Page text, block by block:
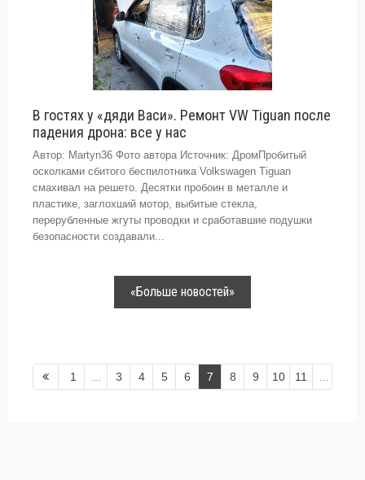
В гостях у «дяди Васи». Ремонт VW Tiguan после
падения дрона: все у нас
Автор: Martyn36 Фото автора Источник: ДромПробитый
осколками сбитого беспилотника Volkswagen Tiguan
смахивал на решето. Десятки пробоин в металле и
пластике, заглохший мотор, выбитые стекла,
перерубленные жгуты проводки и сработавшие подушки
безопасности создавали...
«Больше новостей»
1 3 4 5 6 7 8 9 10 11